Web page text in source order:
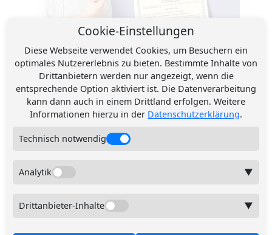
CE Zertifikat für
Spanndecken! Was Sie
wissen müssen?
Ein CE-Zertifikat für Spanndecken
Erfahren Sie, welche Normen gelten
Spanndecken die bessere Wahl sind.
Cookie-Einstellungen
Diese Webseite verwendet Cookies, um Besuchern ein
optimales Nutzererlebnis zu bieten. Bestimmte Inhalte von
Drittanbietern werden nur angezeigt, wenn die
entsprechende Option aktiviert ist. Die Datenverarbeitung
kann dann auch in einem Drittland erfolgen. Weitere
Informationen hierzu in der Datenschutzerklärung.
Technisch notwendig
Analytik ▼
Drittanbieter-Inhalte ▼